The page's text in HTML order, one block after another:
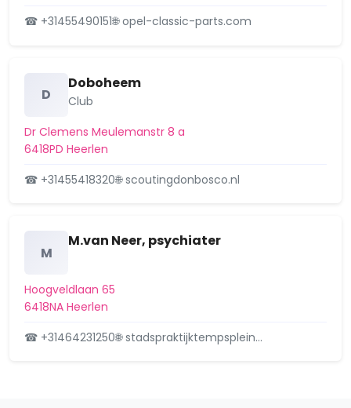
☎ +31455490151🌐 opel-classic-parts.com
D
Doboheem
Club
Dr Clemens Meulemanstr 8 a
6418PD Heerlen
☎ +31455418320🌐 scoutingdonbosco.nl
M
M.van Neer, psychiater
Hoogveldlaan 65
6418NA Heerlen
☎ +31464231250🌐 stadspraktijktempsplein…